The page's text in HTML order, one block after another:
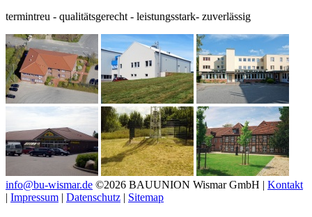
termintreu - qualitätsgerecht - leistungsstark- zuverlässig
info@bu-wismar.de ©2026 BAUUNION Wismar GmbH | Kontakt
| Impressum | Datenschutz | Sitemap